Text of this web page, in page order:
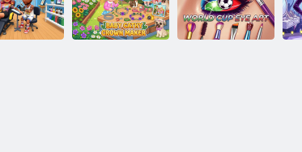
Frisur-
Ellies 70er
Disco Queen
Sofias
Hochzeitsgeschichte